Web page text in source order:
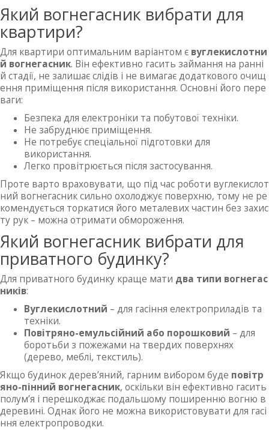
Який вогнегасник вибрати для
квартири?
Для квартири оптимальним варіантом є вуглекислотни
й вогнегасник. Він ефективно гасить займання на ранні
й стадії, не залишає слідів і не вимагає додаткового очищ
ення приміщення після використання. Основні його пере
ваги:
Безпека для електроніки та побутової техніки.
Не забруднює приміщення.
Не потребує спеціальної підготовки для
використання.
Легко провітрюється після застосування.
Проте варто враховувати, що під час роботи вуглекислот
ний вогнегасник сильно охолоджує поверхню, тому не ре
комендується торкатися його металевих частин без захис
ту рук – можна отримати обмороження.
Який вогнегасник вибрати для
приватного будинку?
Для приватного будинку краще мати два типи вогнегас
ників:
Вуглекислотний – для гасіння електроприладів та
техніки.
Повітряно-емульсійний або порошковий – для
боротьби з пожежами на твердих поверхнях
(дерево, меблі, текстиль).
Якщо будинок дерев’яний, гарним вибором буде повітр
яно-пінний вогнегасник, оскільки він ефективно гасить
полум’я і перешкоджає подальшому поширенню вогню в
деревині. Однак його не можна використовувати для гасі
ння електропроводки.